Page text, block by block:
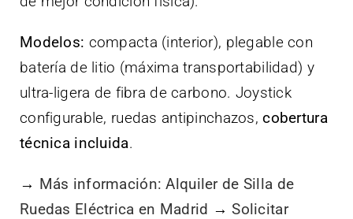
Modelos: compacta (interior), plegable con
batería de litio (máxima transportabilidad) y
ultra-ligera de fibra de carbono. Joystick
configurable, ruedas antipinchazos,cobertura
técnica incluida.
→ Más información: Alquiler de Silla de
Ruedas Eléctrica en Madrid →Solicitar